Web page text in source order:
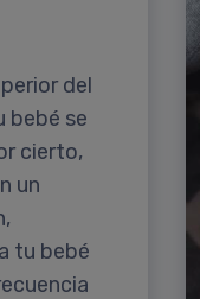
del
bebé se
cierto,
un
tu bebé